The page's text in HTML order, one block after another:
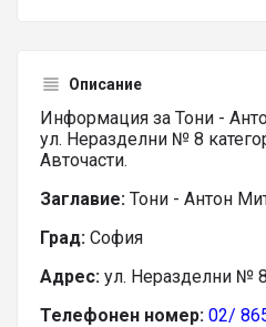
Описание
Информация за Тони -
ул. Неразделни № 8
Авточасти.
Заглавие: Тони - Антон
Град: София
Адрес: ул. Неразделни № 8
Телефонен номер: 02/